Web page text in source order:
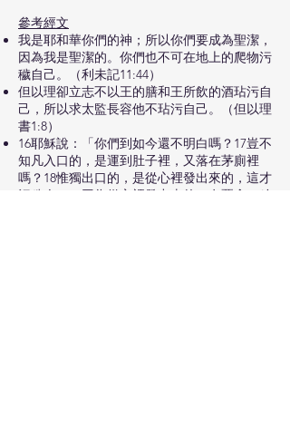
參考經文
我是耶和華你們的神；所以你們要成為聖潔，
因為我是聖潔的。你們也不可在地上的爬物污
穢自己。（利未記11:44）
但以理卻立志不以王的膳和王所飲的酒玷污自
己，所以求太監長容他不玷污自己。（但以理
書1:8）
16耶穌說：「你們到如今還不明白嗎？17豈不
知凡入口的，是運到肚子裡，又落在茅廁裡
嗎？18惟獨出口的，是從心裡發出來的，這才
污穢人。19因為從心裡發出來的，有惡念、凶